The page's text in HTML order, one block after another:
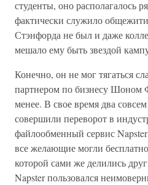
студенты, оно располагалось
фактически служило
Стэнфорда не был и даже
мешало ему быть звездой
Конечно, он не мог тягаться
партнером по бизнесу Шоном
менее. В свое время два
совершили переворот в
файлообменный сервис
все желающие могли
которой сами же делились
Napster пользовался